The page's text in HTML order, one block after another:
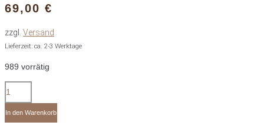
69,00 €
zzgl. Versand
Lieferzeit: ca. 2-3 Werktage
989 vorrätig
S
Traumfänger
m.
In den Warenkorb